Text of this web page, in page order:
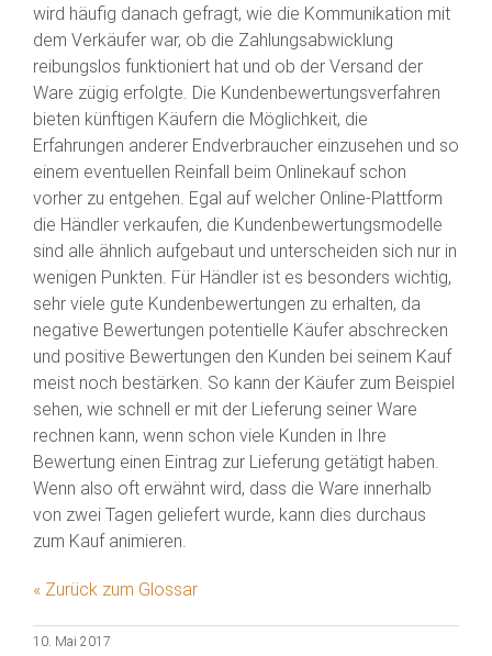
wird häufig danach gefragt, wie die Kommunikation mit
dem Verkäufer war, ob die Zahlungsabwicklung
reibungslos funktioniert hat und ob der Versand der
Ware zügig erfolgte. Die Kundenbewertungsverfahren
bieten künftigen Käufern die Möglichkeit, die
Erfahrungen anderer Endverbraucher einzusehen und so
einem eventuellen Reinfall beim Onlinekauf schon
vorher zu entgehen. Egal auf welcher Online-Plattform
die Händler verkaufen, die Kundenbewertungsmodelle
sind alle ähnlich aufgebaut und unterscheiden sich nur in
wenigen Punkten. Für Händler ist es besonders wichtig,
sehr viele gute Kundenbewertungen zu erhalten, da
negative Bewertungen potentielle Käufer abschrecken
und positive Bewertungen den Kunden bei seinem Kauf
meist noch bestärken. So kann der Käufer zum Beispiel
sehen, wie schnell er mit der Lieferung seiner Ware
rechnen kann, wenn schon viele Kunden in Ihre
Bewertung einen Eintrag zur Lieferung getätigt haben.
Wenn also oft erwähnt wird, dass die Ware innerhalb
von zwei Tagen geliefert wurde, kann dies durchaus
zum Kauf animieren.
« Zurück zum Glossar
10. Mai 2017